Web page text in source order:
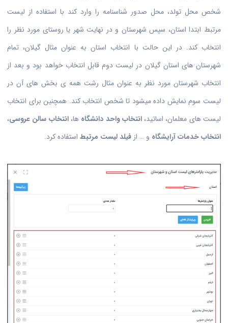
شخص محل تولد، محل صدور شناسنامه را وارد کند با استفاده از لیست
مرتبط ابتدا استان، سپس شهرستان و در نهایت شهر یا روستای مورد نظر را
انتخاب کند. در این حالت با انتخاب استان به عنوان مثال گیلان، تمام
شهرستان های استان گیلان در لیست دوم قابل انتخاب خواهد بود و بعد از
انتخاب شهرستان مورد نظر به عنوان مثال رشت همه ی بخش های آن در
لیست سوم نمایش داده میشود تا شخص انتخاب کند. همچنین برای انتخاب
لیست های معلمان، اساتید،انتخاب واحد دانشگاه ها،انتخاب سالن عروسی،
انتخاب خدمات آرایشگاه و … از فیلد لیست مرتبط استفاده کرد.